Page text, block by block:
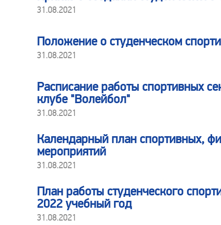
31.08.2021
Положение о студенческом
31.08.2021
Расписание работы спортивных
клубе "Волейбол"
31.08.2021
Календарный план спортивных,
мероприятий
31.08.2021
План работы студенческого
2022 учебный год
31.08.2021